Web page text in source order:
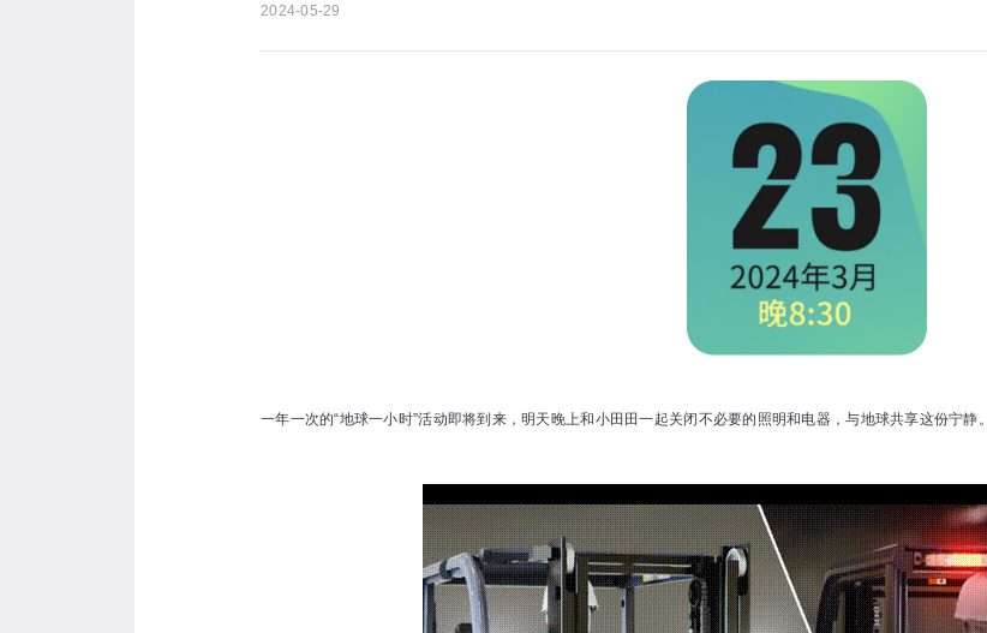
2024-05-29
一年一次的“地球一小时”活动即将到来，明天晚上和小田田一起关闭不必要的照明和电器，与地球共享这份宁静。